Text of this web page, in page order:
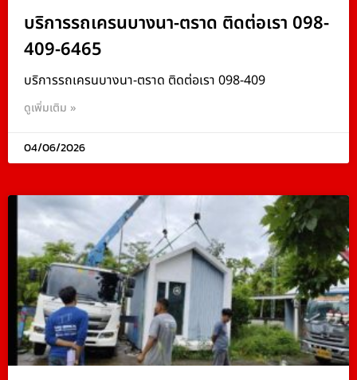
บริการรถเครนบางนา-ตราด ติดต่อเรา 098-
409-6465
บริการรถเครนบางนา-ตราด ติดต่อเรา 098-409
ดูเพิ่มเติม »
04/06/2026